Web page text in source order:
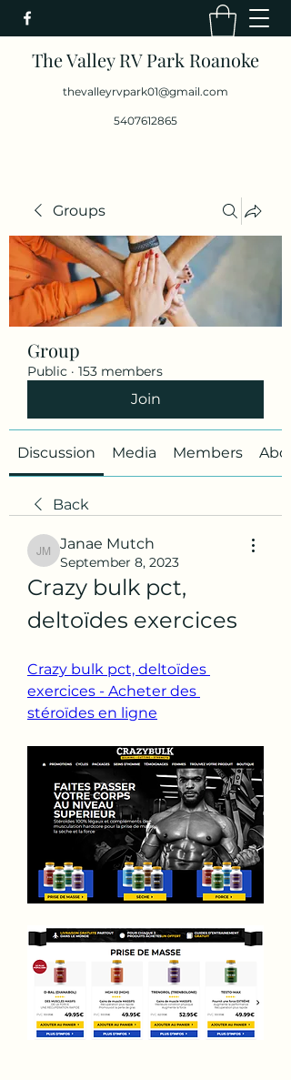
The Valley RV Park Roanoke
thevalleyrvpark01@gmail.com
5407612865
Groups
Group
Public · 153 members
Join
Discussion Media Members
Back
Janae Mutch
Janae Mutch
September 8, 2023
Crazy bulk pct,
deltoïdes exercices
Crazy bulk pct, deltoïdes
exercices - Acheter des
stéroïdes en ligne